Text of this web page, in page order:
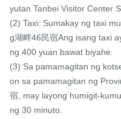
yutan Tanbei Visitor Center
(2) Taxi: Sumakay ng taxi
g湖畔46民宿Ang isang taxi
ng 400 yuan bawat biyahe.
(3) Sa pamamagitan ng
on sa pamamagitan ng
宿, may layong humigit-
ng 30 minuto.